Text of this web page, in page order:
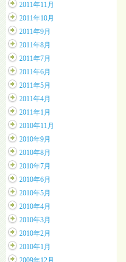
2011年11月
2011年10月
2011年9月
2011年8月
2011年7月
2011年6月
2011年5月
2011年4月
2011年1月
2010年11月
2010年9月
2010年8月
2010年7月
2010年6月
2010年5月
2010年4月
2010年3月
2010年2月
2010年1月
2009年12月